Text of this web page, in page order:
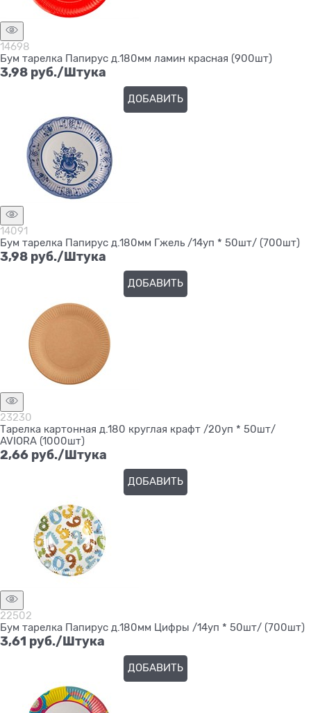
14698
Бум тарелка Папирус д.180мм ламин красная (900шт)
3,98 руб./Штука
ДОБАВИТЬ
14091
Бум тарелка Папирус д.180мм Гжель /14уп * 50шт/ (700шт)
3,98 руб./Штука
ДОБАВИТЬ
23230
Тарелка картонная д.180 круглая крафт /20уп * 50шт/
AVIORA (1000шт)
2,66 руб./Штука
ДОБАВИТЬ
22502
Бум тарелка Папирус д.180мм Цифры /14уп * 50шт/ (700шт)
3,61 руб./Штука
ДОБАВИТЬ